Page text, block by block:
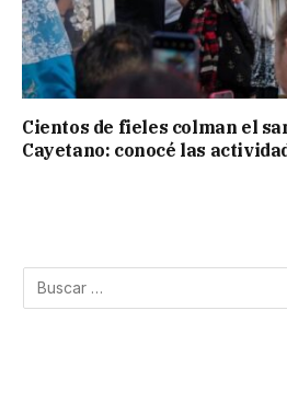
Cientos de fieles colman el
Cayetano: conocé las